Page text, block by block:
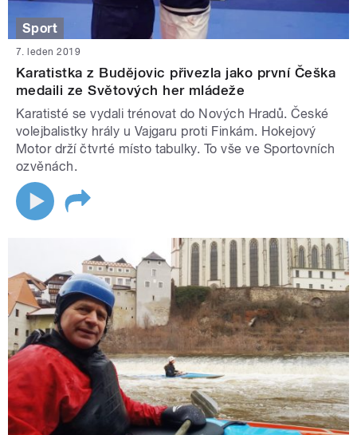
Sport
7. leden 2019
Karatistka z Budějovic přivezla jako první Češka
medaili ze Světových her mládeže
Karatisté se vydali trénovat do Nových Hradů. České
volejbalistky hrály u Vajgaru proti Finkám. Hokejový
Motor drží čtvrté místo tabulky. To vše ve Sportovních
ozvěnách.